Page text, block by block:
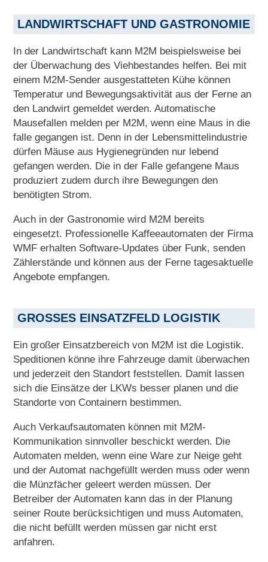
LANDWIRTSCHAFT UND GASTRONOMIE
In der Landwirtschaft kann M2M beispielsweise bei
der Überwachung des Viehbestandes helfen. Bei mit
einem M2M-Sender ausgestatteten Kühe können
Temperatur und Bewegungsaktivität aus der Ferne an
den Landwirt gemeldet werden. Automatische
Mausefallen melden per M2M, wenn eine Maus in die
falle gegangen ist. Denn in der Lebensmittelindustrie
dürfen Mäuse aus Hygienegründen nur lebend
gefangen werden. Die in der Falle gefangene Maus
produziert zudem durch ihre Bewegungen den
benötigten Strom.
Auch in der Gastronomie wird M2M bereits
eingesetzt. Professionelle Kaffeeautomaten der Firma
WMF erhalten Software-Updates über Funk, senden
Zählerstände und können aus der Ferne tagesaktuelle
Angebote empfangen.
GROSSES EINSATZFELD LOGISTIK
Ein großer Einsatzbereich von M2M ist die Logistik.
Speditionen könne ihre Fahrzeuge damit überwachen
und jederzeit den Standort feststellen. Damit lassen
sich die Einsätze der LKWs besser planen und die
Standorte von Containern bestimmen.
Auch Verkaufsautomaten können mit M2M-
Kommunikation sinnvoller beschickt werden. Die
Automaten melden, wenn eine Ware zur Neige geht
und der Automat nachgefüllt werden muss oder wenn
die Münzfächer geleert werden müssen. Der
Betreiber der Automaten kann das in der Planung
seiner Route berücksichtigen und muss Automaten,
die nicht befüllt werden müssen gar nicht erst
anfahren.